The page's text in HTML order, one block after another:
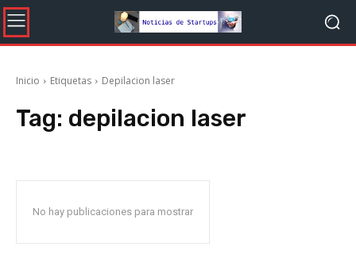
Inicio Etiquetas Depilacion laser
Tag: depilacion laser
No hay publicaciones para mostrar